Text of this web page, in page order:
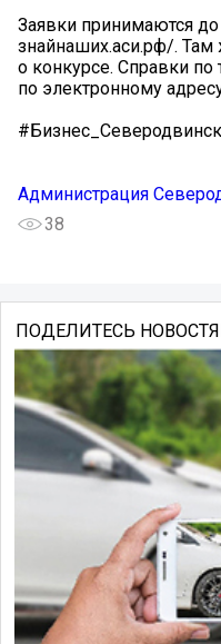
Заявки принимаются
знайнаших.аси.рф/.
о конкурсе. Справки
по электронному
Администрация
38
ПОДЕЛИТЕСЬ